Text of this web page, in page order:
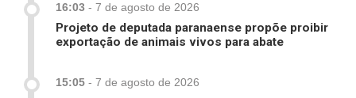
16:03 - 7 de agosto de 2026
Projeto de deputada paranaense propõe proibir
exportação de animais vivos para abate
15:05 - 7 de agosto de 2026